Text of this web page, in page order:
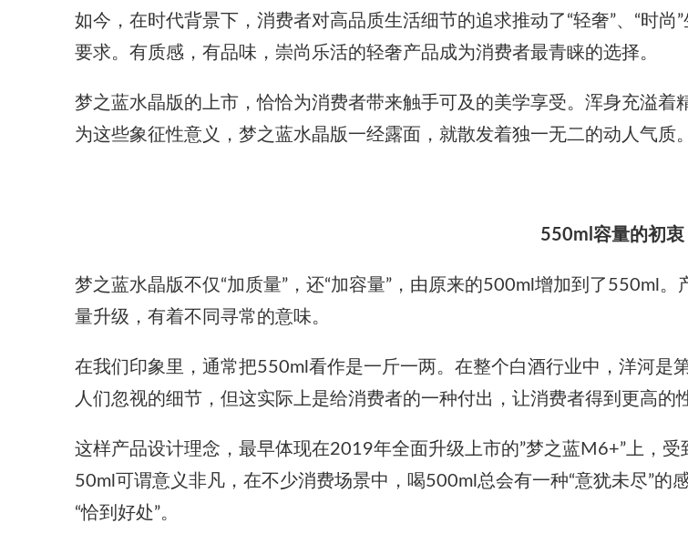
如今，在时代背景下，消费者对高品质生活细节的追求推动了“轻奢”、“时
要求。有质感，有品味，崇尚乐活的轻奢产品成为消费者最青睐的选择。
梦之蓝水晶版的上市，恰恰为消费者带来触手可及的美学享受。浑身充溢
为这些象征性意义，梦之蓝水晶版一经露面，就散发着独一无二的动人气质。
550ml容量的初衷
梦之蓝水晶版不仅“加质量”，还“加容量”，由原来的500ml增加到了550ml
量升级，有着不同寻常的意味。
在我们印象里，通常把550ml看作是一斤一两。在整个白酒行业中，洋河是
人们忽视的细节，但这实际上是给消费者的一种付出，让消费者得到更高的
这样产品设计理念，最早体现在2019年全面升级上市的”梦之蓝M6+”上，
50ml可谓意义非凡，在不少消费场景中，喝500ml总会有一种“意犹未尽”的
“恰到好处”。